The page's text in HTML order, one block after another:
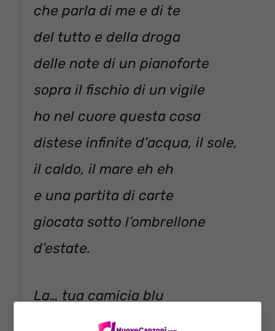
che parla di me e di te
del tutto e della droga
delle note di un pianoforte
sopra il fischio di un vigile
ho nel cuore questa cosa
distese infinite d’acqua, il sole,
il caldo, il mare eh eh
e una partita di carte
giocata sotto l’ombrellone
d’estate.
La… tua camicia blu
che poi… in realtà era la mia